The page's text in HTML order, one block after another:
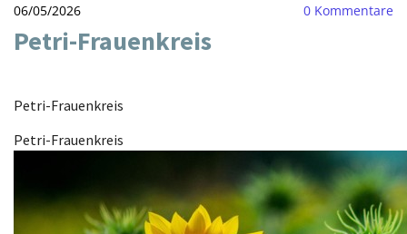
06/05/2026 0 Kommentare
Petri-Frauenkreis
Petri-Frauenkreis
Petri-Frauenkreis